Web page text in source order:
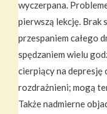
wyczerpana.
pierwszą lekcję. Brak
przespaniem całego
spędzaniem wielu
cierpiący na depresję
rozdrażnieni; mogą
Także nadmierne